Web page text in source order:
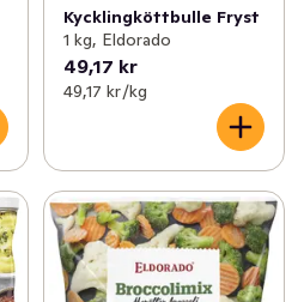
Kycklingköttbulle Fryst
1 kg, Eldorado
49,17 kr
49,17 kr /kg